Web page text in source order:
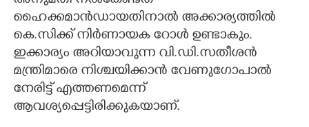
ഹൈക്കമാൻഡായതിനാൽ അക്കാര്യത്തിൽ
കെ.സിക്ക് നിർണായക റോൾ ഉണ്ടാകും.
ഇക്കാര്യം അറിയാവുന്ന വി.ഡി.സതീശൻ
മന്ത്രിമാരെ നിശ്ചയിക്കാൻ വേണുഗോപാൽ
നേരിട്ട് എത്തണമെന്ന്
ആവശ്യപ്പെട്ടിരിക്കുകയാണ്.